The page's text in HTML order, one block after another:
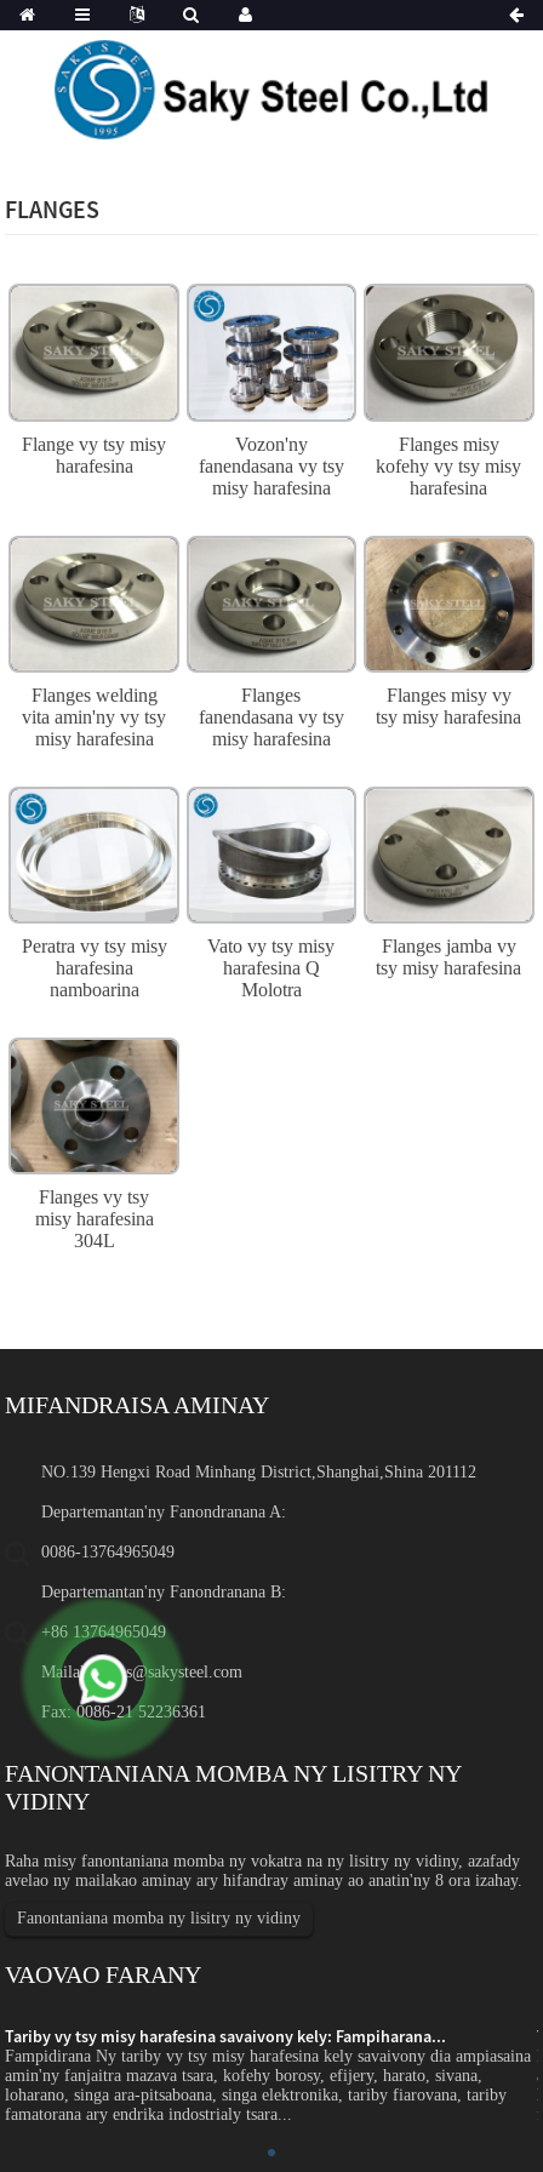
FLANGES
Flange vy tsy misy
harafesina
Vozon'ny
fanendasana vy tsy
misy harafesina
Flanges misy
kofehy vy tsy misy
harafesina
Flanges welding
vita amin'ny vy tsy
misy harafesina
Flanges
fanendasana vy tsy
misy harafesina
Flanges misy vy
tsy misy harafesina
Peratra vy tsy misy
harafesina
namboarina
Vato vy tsy misy
harafesina Q
Molotra
Flanges jamba vy
tsy misy harafesina
Flanges vy tsy
misy harafesina
304L
MIFANDRAISA AMINAY
NO.139 Hengxi Road Minhang District,Shanghai,Shina 201112
Departemantan'ny Fanondranana A:
0086-13764965049
Departemantan'ny Fanondranana B:
+86 13764965049
Mailaka: sales@sakysteel.com
Fax: 0086-21 52236361
FANONTANIANA MOMBA NY LISITRY NY
VIDINY
Raha misy fanontaniana momba ny vokatra na ny lisitry ny vidiny, azafady
avelao ny mailakao aminay ary hifandray aminay ao anatin'ny 8 ora izahay.
Fanontaniana momba ny lisitry ny vidiny
VAOVAO FARANY
Tariby vy tsy misy harafesina savaivony kely: Fampiharana...
Fampidirana Ny tariby vy tsy misy harafesina kely savaivony dia ampiasaina
amin'ny fanjaitra mazava tsara, kofehy borosy, efijery, harato, sivana,
loharano, singa ara-pitsaboana, singa elektronika, tariby fiarovana, tariby
famatorana ary endrika indostrialy tsara...